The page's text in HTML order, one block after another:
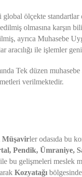
ölçekte standartlar
olmasına karşın
ayrıca Muhasebe
ile işlemler
Tek düzen
verilmektedir.
Müşavirler odasıda bu
Pendik, Ümraniye,
bu gelişmeleri meslek
Kozyatağı